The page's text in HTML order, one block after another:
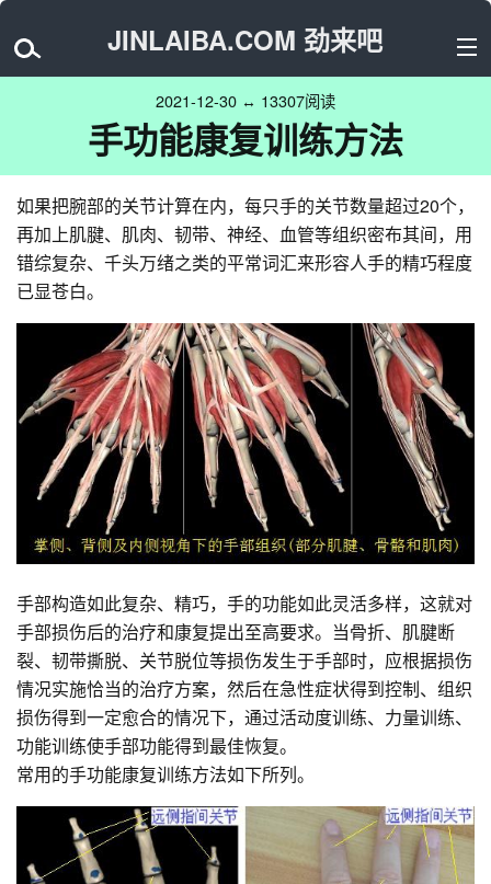
JINLAIBA.COM 劲来吧
2021-12-30 ↔ 13307阅读
手功能康复训练方法
如果把腕部的关节计算在内，每只手的关节数量超过20个，
再加上肌腱、肌肉、韧带、神经、血管等组织密布其间，用
错综复杂、千头万绪之类的平常词汇来形容人手的精巧程度
已显苍白。
手部构造如此复杂、精巧，手的功能如此灵活多样，这就对
手部损伤后的治疗和康复提出至高要求。当骨折、肌腱断
裂、韧带撕脱、关节脱位等损伤发生于手部时，应根据损伤
情况实施恰当的治疗方案，然后在急性症状得到控制、组织
损伤得到一定愈合的情况下，通过活动度训练、力量训练、
功能训练使手部功能得到最佳恢复。
常用的手功能康复训练方法如下所列。